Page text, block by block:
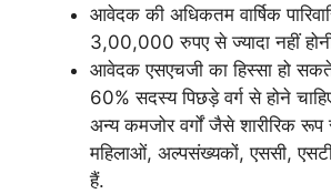
आवेदक की अधिकतम वार्षिक
3,00,000 रुपए से ज्यादा नहीं
आवेदक एसएचजी का हिस्सा हो
60% सदस्य पिछड़े वर्ग से होने
अन्य कमजोर वर्गों जैसे शारीरिक
महिलाओं, अल्पसंख्यकों, एससी,
हैं.